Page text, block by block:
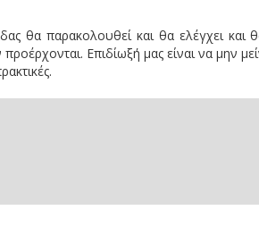
θα παρακολουθεί και θα ελέγχει και
Επιδίωξή μας είναι να μην